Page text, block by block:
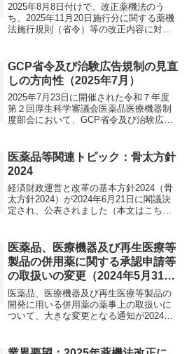
2025年8月8日付けで、改正薬機法のう
ち、2025年11月20日施行分に関する薬機
法施行規則（省令）等の改正内容に対す
が、2026年5月1日施行分に関する薬機法
施行規...
GCP省令及び治験広告規制の見直
しの方向性（2025年7月）
2025年7月23日に開催された令和７年度
第２回厚生科学審議会医薬品医療機器制
度部会において、GCP省令及び治験広告
のこれまでの議論、とりまとめ（2025年1
月10日）...
医薬品等関連トピック：骨太方針
2024
経済財政運営と改革の基本方針2024（骨
太方針2024）が2024年6月21日に閣議決
定され、公表されました（本文はこち
そうな内容をここではまとめておきま
す。骨太方針20...
医薬品、医療機器及び再生医療等
製品の併用薬に関する承認申請等
の取扱いの変更（2024年5月31日
より）
医薬品、医療機器及び再生医療等製品の
開発に用いる併用薬の薬事上の取扱いに
ついて、大きな変更となる通知が2024年5
品、医療機器及び再生医療等製品の承認